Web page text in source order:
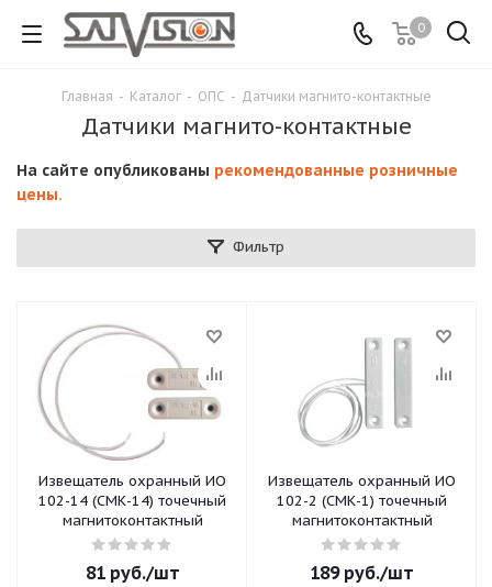
0
Главная - Каталог - ОПС - Датчики магнито-контактные
Датчики магнито-контактные
На сайте опубликованы рекомендованные розничные
цены.
Фильтр
Извещатель охранный ИО
102-14 (СМК-14) точечный
магнитоконтактный
81руб./шт
Извещатель охранный ИО
102-2 (СМК-1) точечный
магнитоконтактный
189руб./шт